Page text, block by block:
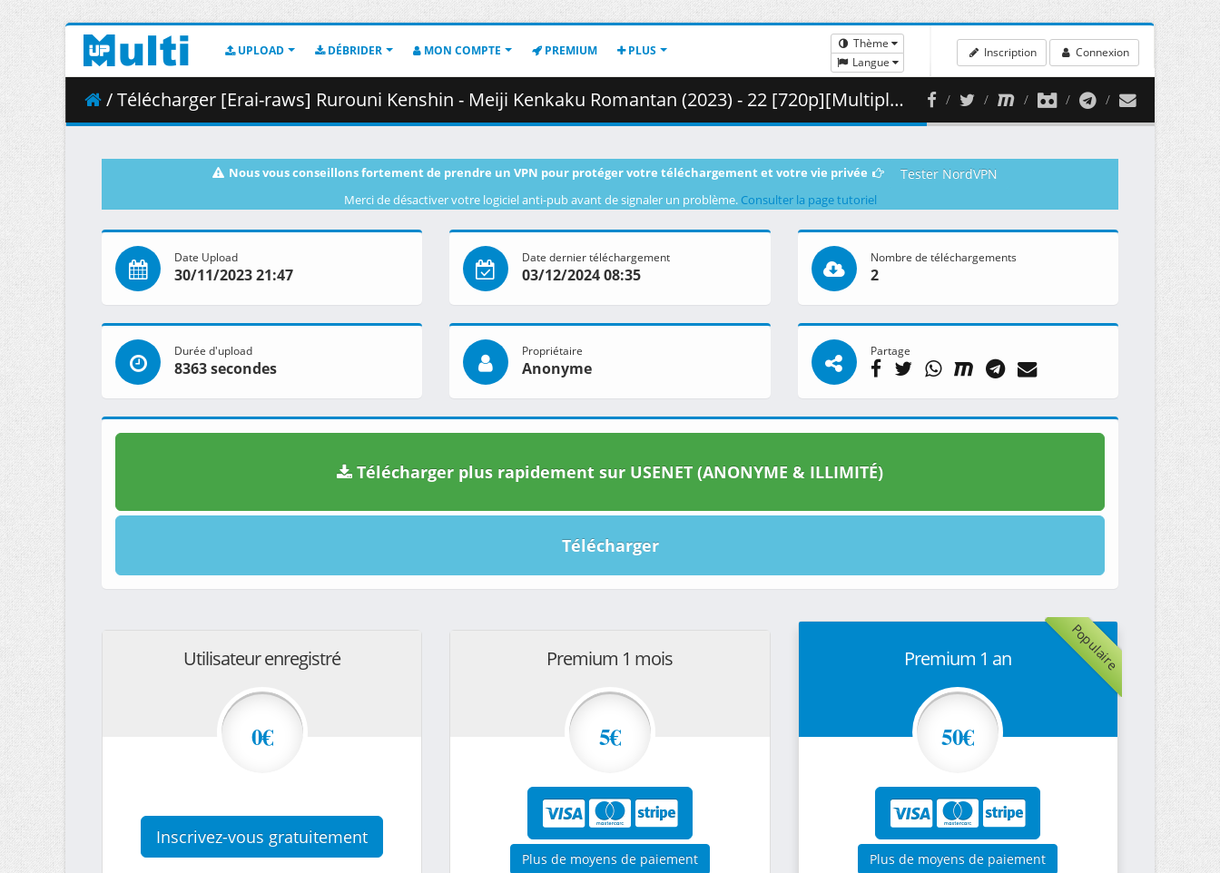
UPLOAD DÉBRIDER MON COMPTE PREMIUM PLUS
Thème
Langue
Inscription Connexion
/ Télécharger [Erai-raws] Rurouni Kenshin - Meiji Kenkaku Romantan (2023) - 22 [720p][Multiple Subtitle][170ADA14].mkv.001 ( 340.47 MB )
Nous vous conseillons fortement de prendre un VPN pour protéger votre téléchargement et votre vie privée Tester NordVPN
Merci de désactiver votre logiciel anti-pub avant de signaler un problème. Consulter la page tutoriel
Date Upload
30/11/2023 21:47
Date dernier téléchargement
03/12/2024 08:35
Nombre de téléchargements
2
Durée d'upload
8363 secondes
Propriétaire
Anonyme
Partage
Télécharger plus rapidement sur USENET (ANONYME & ILLIMITÉ)
Télécharger
Utilisateur enregistré
0€
Inscrivez-vous gratuitement
Premium 1 mois
5€
Plus de moyens de paiement
Populaire
Premium 1 an
50€
Plus de moyens de paiement